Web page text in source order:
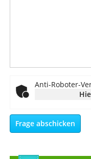
Anti-Roboter-